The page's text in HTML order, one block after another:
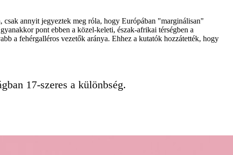
csak annyit jegyeztek meg róla, hogy Európában "marginálisan"
pont ebben a közel-keleti, észak-afrikai térségben a
a fehérgalléros vezetők aránya. Ehhez a kutatók hozzátették, hogy
17-szeres a különbség.